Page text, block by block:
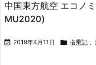
中国東方航空 エコノ
MU2020)
 2019年4月11日  搭乗記 ,